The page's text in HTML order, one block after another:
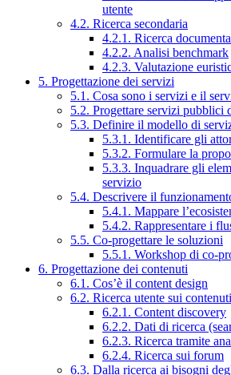
utente
4.2. Ricerca secondaria
4.2.1. Ricerca
4.2.2. Analisi benchmark
4.2.3. Valutazione
5. Progettazione dei servizi
5.1. Cosa sono i servizi e il
5.2. Progettare servizi pubblici
5.3. Definire il modello di
5.3.1. Identificare gli
5.3.2. Formulare la
5.3.3. Inquadrare gli
servizio
5.4. Descrivere il
5.4.1. Mappare
5.4.2. Rappresentare i
5.5. Co-progettare le soluzioni
5.5.1. Workshop di co-
6. Progettazione dei contenuti
6.1. Cos’è il content design
6.2. Ricerca utente sui
6.2.1. Content discovery
6.2.2. Dati di ricerca
6.2.3. Ricerca tramite
6.2.4. Ricerca sui forum
6.3. Dalla ricerca ai bisogni